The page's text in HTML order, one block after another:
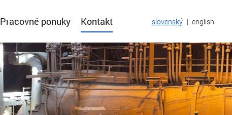
Pracovné ponuky Kontakt slovenský| english